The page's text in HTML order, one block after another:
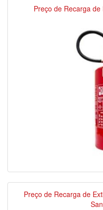
Preço de Recarga
Preço de Recarga de